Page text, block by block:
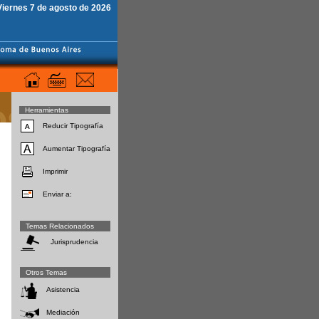
7 de agosto de 2026
Herramientas
Reducir Tipografía
Aumentar Tipografía
Imprimir
Enviar a:
Temas Relacionados
Jurisprudencia
Otros Temas
Asistencia
Mediación